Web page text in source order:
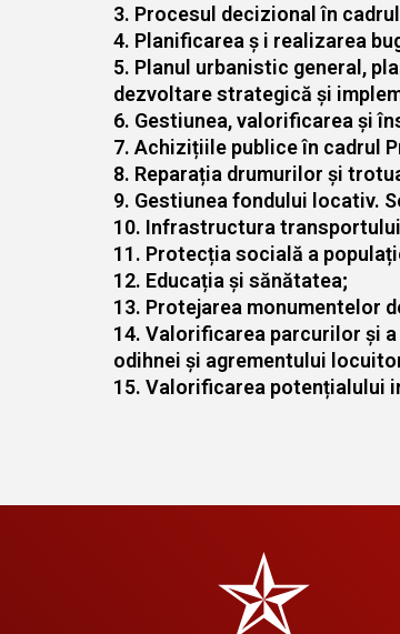
3. Procesul decizional în
4. Planificarea ș i realizarea
5. Planul urbanistic general,
dezvoltare strategică și
6. Gestiunea, valorificarea și
7. Achizițiile publice în cadrul
8. Reparația drumurilor și
9. Gestiunea fondului locativ.
10. Infrastructura
11. Protecția socială a
12. Educația și sănătatea;
13. Protejarea monumentelor
14. Valorificarea parcurilor și
odihnei și agrementului
15. Valorificarea potențialului